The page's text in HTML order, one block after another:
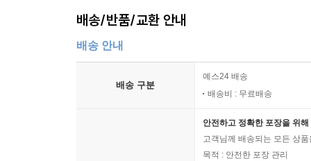
배송/반품/교환 안내
배송 안내
배송 구분
예스24 배송
배송비 : 무료배송
안전하고 정확한 포장을 위
고객님께 배송되는 모든 상
목적 : 안전한 포장 관리